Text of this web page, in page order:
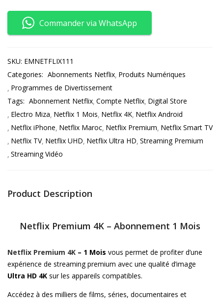
Commander via WhatsApp
SKU: EMNETFLIX111
Categories: Abonnements Netflix Produits Numériques
Programmes de Divertissement
Tags: Abonnement Netflix Compte Netflix Digital Store
Electro Miza Netflix 1 Mois Netflix 4K Netflix Android
Netflix iPhone Netflix Maroc Netflix Premium Netflix Smart TV
Netflix TV Netflix UHD Netflix Ultra HD Streaming Premium
Streaming Vidéo
Product Description
Netflix Premium 4K – Abonnement 1 Mois
Netflix Premium 4K – 1 Mois vous permet de profiter d’une
expérience de streaming premium avec une qualité d’image
Ultra HD 4K sur les appareils compatibles.
Accédez à des milliers de films, séries, documentaires et